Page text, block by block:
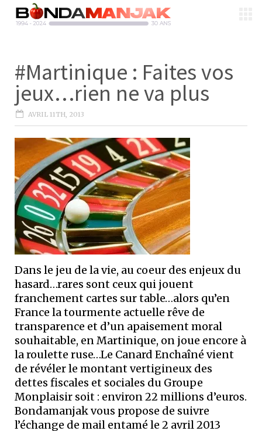
#Martinique : Faites vos
jeux…rien ne va plus
AVRIL 11TH, 2013
Dans le jeu de la vie, au coeur des enjeux du
hasard…rares sont ceux qui jouent
franchement cartes sur table…alors qu’en
France la tourmente actuelle rêve de
transparence et d’un apaisement moral
souhaitable, en Martinique, on joue encore à
la roulette ruse…Le Canard Enchaîné vient
de révéler le montant vertigineux des
dettes fiscales et sociales du Groupe
Monplaisir soit : environ 22 millions d’euros.
Bondamanjak vous propose de suivre
l’échange de mail entamé le 2 avril 2013